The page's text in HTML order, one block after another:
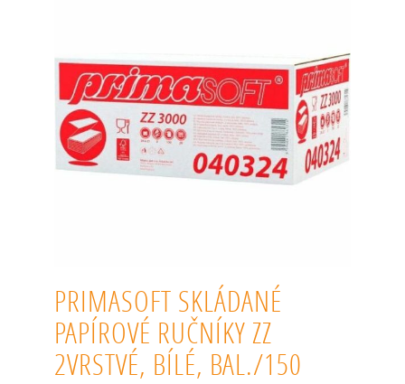
PRIMASOFT SKLÁDANÉ
PAPÍROVÉ RUČNÍKY ZZ
2VRSTVÉ, BÍLÉ, BAL./150